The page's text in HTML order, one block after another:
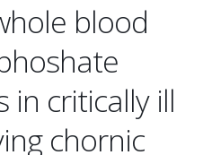
blood
in critically ill
chornic